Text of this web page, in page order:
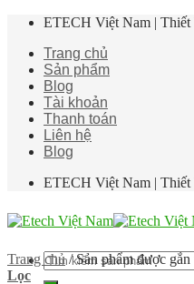
Skip
content
ETECH Việt Nam |
Trang chủ
Sản phẩm
Blog
Tài khoản
Thanh toán
Liên hệ
Blog
ETECH Việt Nam |
Tìm
kiếm:
Trang chủ /Sản phẩm được
Lọc